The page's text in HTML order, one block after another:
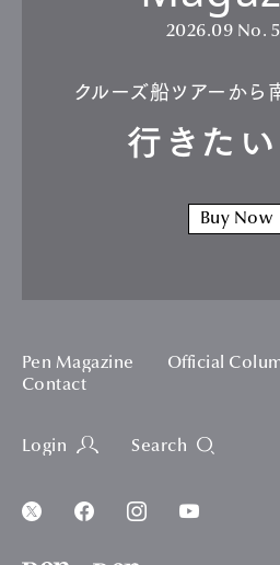
2026.09 No.
クルーズ船ツアーか
行きた
Buy Now
Pen Magazine Official
Contact
Login Search